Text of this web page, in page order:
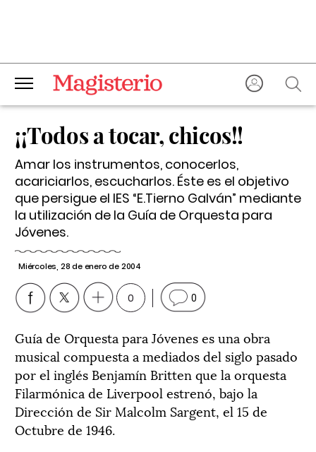
¡¡Todos a tocar, chicos!!
Amar los instrumentos, conocerlos,
acariciarlos, escucharlos. Éste es el objetivo
que persigue el IES “E.Tierno Galván” mediante
la utilización de la Guía de Orquesta para
Jóvenes.
Miércoles, 28 de enero de 2004
0 0
Guía de Orquesta para Jóvenes es una obra
musical compuesta a mediados del siglo pasado
por el inglés Benjamín Britten que la orquesta
Filarmónica de Liverpool estrenó, bajo la
Dirección de Sir Malcolm Sargent, el 15 de
Octubre de 1946.